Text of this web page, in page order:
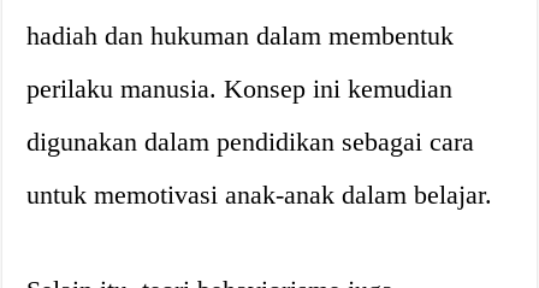
hadiah dan hukuman dalam membentuk
perilaku manusia. Konsep ini kemudian
digunakan dalam pendidikan sebagai cara
untuk memotivasi anak-anak dalam belajar.